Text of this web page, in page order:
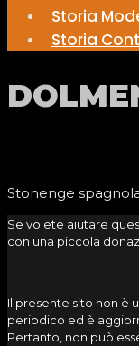
Storia
Storia
Stonenge
Se volete aiutare
con una piccola
Il presente sito non è
periodico ed è
Pertanto, non può